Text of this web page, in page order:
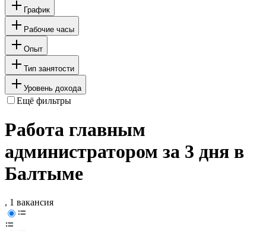
График
Рабочие часы
Опыт
Тип занятости
Уровень дохода
Ещё фильтры
Работа главным
администратором за 3 дня в
Балтыме
, 1 вакансия